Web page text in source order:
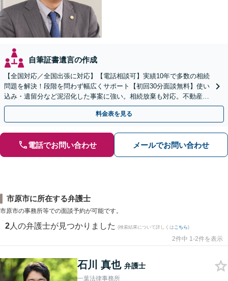
自筆証書遺言の作成
【全国対応／全国出張に対応】【電話相談可】実績10年で多数の相続
問題を解決！段階を問わず幅広くサポート【初回30分面談無料】使い
込み・遺留分など泥沼化した事案に強い。相続放棄も対応。不動産相
続は次世代を見据えたご提案。生前対策もお任せを
料金表を見る
電話でお問い合わせ メールでお問い合わせ
市原市に所在する弁護士
市原市の事務所等での面談予約が可能です。
2 人の弁護士が見つかりました (検索結果について詳しくは こちら)
2件中 1-2件を表示
石川 真也 弁護士
一葉法律事務所